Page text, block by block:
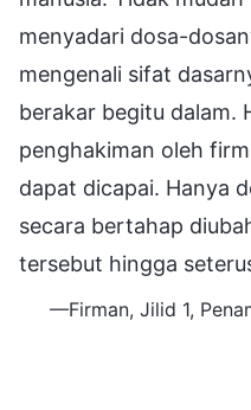
menyadari dosa-
mengenali sifat
berakar begitu dalam.
penghakiman oleh
dapat dicapai. Hanya
secara bertahap
tersebut hingga
—Firman, Jilid 1,